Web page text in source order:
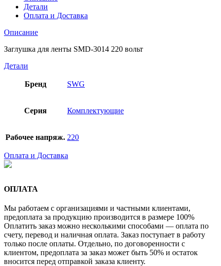
Детали
Оплата и Доставка
Описание
Заглушка для ленты SMD-3014 220 вольт
Детали
Бренд SWG
Серия Комплектующие
Рабочее напряж. 220
Оплата и Доставка
ОПЛАТА
Мы работаем с организациями и частными клиентами,
предоплата за продукцию производится в размере 100%
Оплатить заказ можно несколькими способами — оплата по
счету, перевод и наличная оплата. Заказ поступает в работу
только после оплаты. Отдельно, по договоренности с
клиентом, предоплата за заказ может быть 50% и остаток
вносится перед отправкой заказа клиенту.